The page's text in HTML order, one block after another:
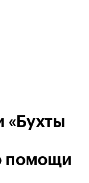
«Бухты
помощи